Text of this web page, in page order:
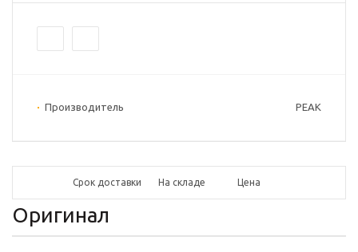
Производитель PEAK
Срок доставки На складе Цена
Оригинал